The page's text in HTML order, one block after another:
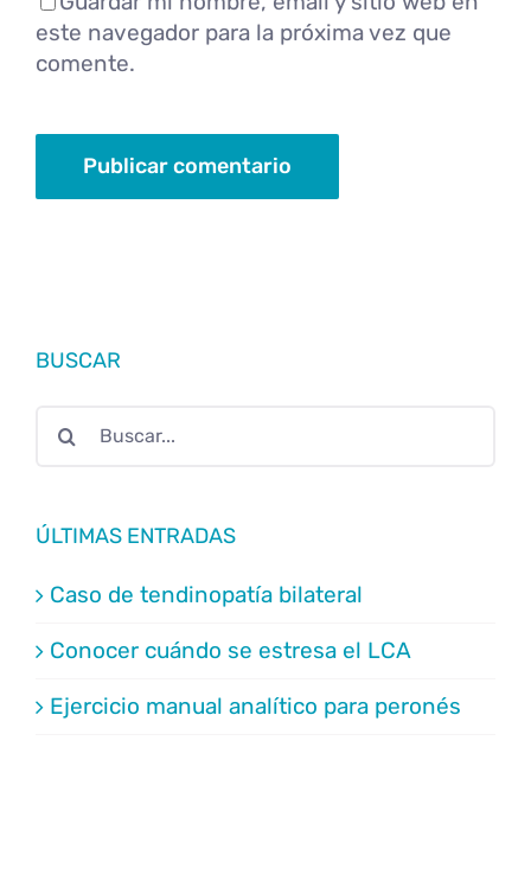
este navegador para la próxima vez que
comente.
BUSCAR
ÚLTIMAS ENTRADAS
Caso de tendinopatía bilateral
Conocer cuándo se estresa el LCA
Ejercicio manual analítico para peronés